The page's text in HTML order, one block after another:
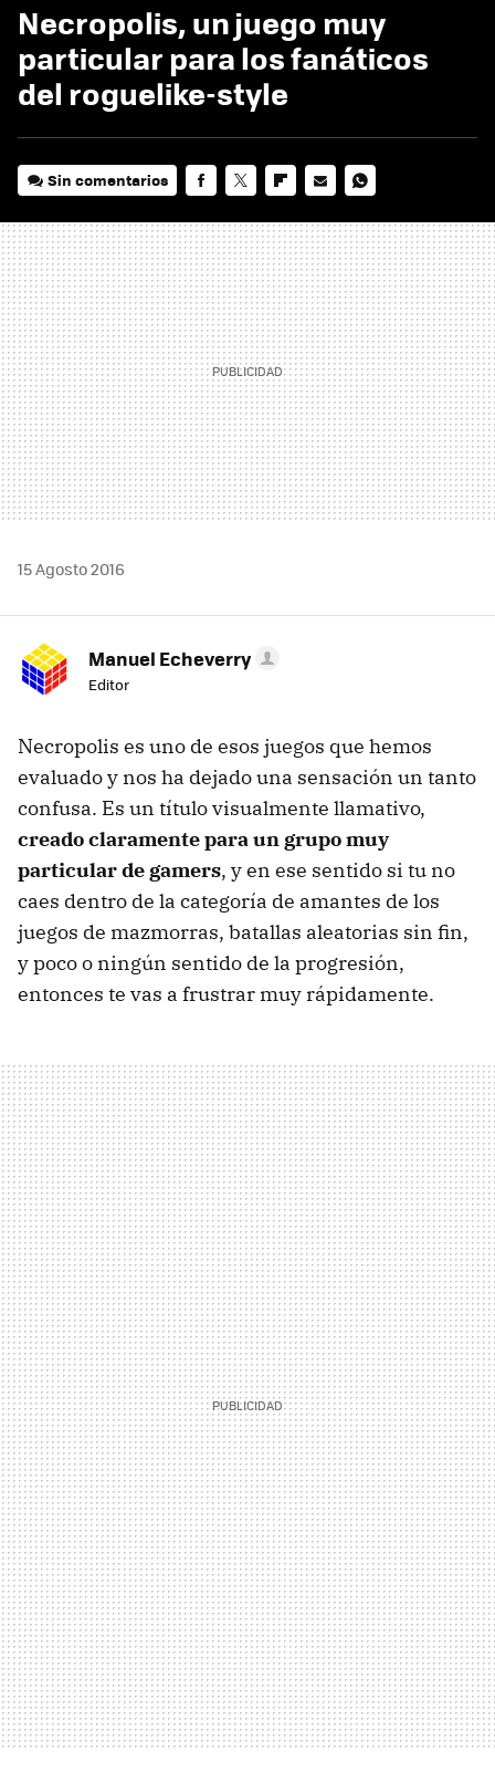
Necropolis, un juego muy
particular para los fanáticos
del roguelike-style
Sin comentarios
MAIL
15 Agosto 2016
Manuel Echeverry
Editor
Necropolis es uno de esos juegos que hemos
evaluado y nos ha dejado una sensación un tanto
confusa. Es un título visualmente llamativo,
creado claramente para un grupo muy
particular de gamers, y en ese sentido si tu no
caes dentro de la categoría de amantes de los
juegos de mazmorras, batallas aleatorias sin fin,
y poco o ningún sentido de la progresión,
entonces te vas a frustrar muy rápidamente.